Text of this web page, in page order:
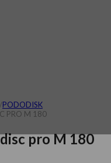
/PODODISK
PRO M 180
pro M 180